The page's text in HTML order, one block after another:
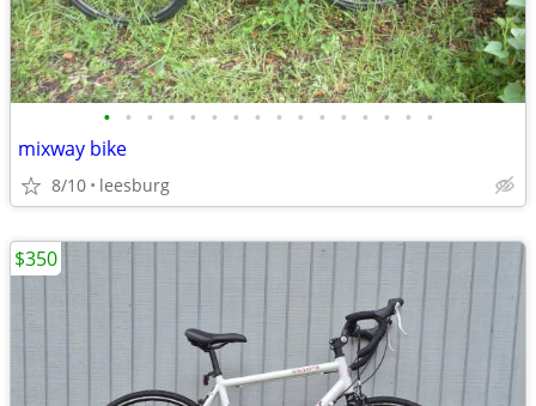
• • • • • • • • • • • • • • • •
mixway bike
8/10 leesburg
$350